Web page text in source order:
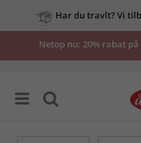
Har du travlt? Vi
Netop nu: 20% rabat